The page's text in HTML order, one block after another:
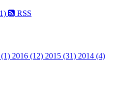
RSS
2016 (12) 2015 (31) 2014 (4)